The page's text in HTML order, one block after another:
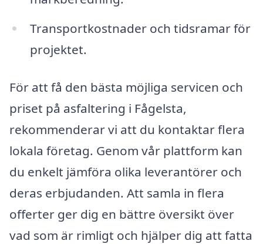
Transportkostnader och tidsramar för
projektet.
För att få den bästa möjliga servicen och
priset på asfaltering i Fågelsta,
rekommenderar vi att du kontaktar flera
lokala företag. Genom vår plattform kan
du enkelt jämföra olika leverantörer och
deras erbjudanden. Att samla in flera
offerter ger dig en bättre översikt över
vad som är rimligt och hjälper dig att fatta